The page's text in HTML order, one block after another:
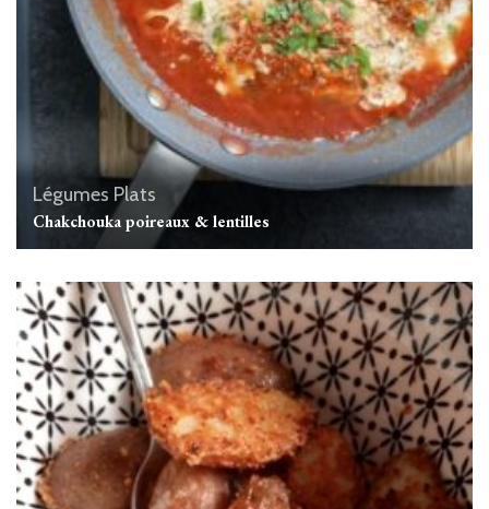
Légumes Plats
Chakchouka poireaux & lentilles